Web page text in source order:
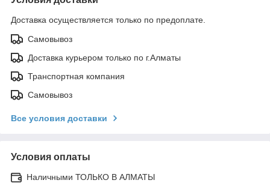
Доставка осуществляется только по предоплате.
Самовывоз
Доставка курьером только по г.Алматы
Транспортная компания
Самовывоз
Все условия доставки
Условия оплаты
Наличными ТОЛЬКО В АЛМАТЫ